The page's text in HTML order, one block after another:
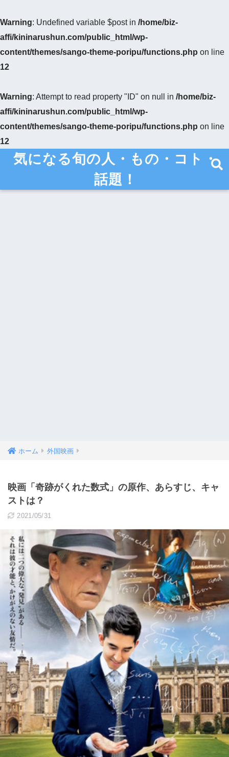
Warning: Undefined variable $post in /home/biz-
affi/kininarushun.com/public_html/wp-
content/themes/sango-theme-poripu/functions.php on line
12
Warning: Attempt to read property "ID" on null in /home/biz-
affi/kininarushun.com/public_html/wp-
content/themes/sango-theme-poripu/functions.php on line
12
気になる旬の人・もの・コト・
話題！
ホーム 外国映画
映画「奇跡がくれた数式」の原作、あらすじ、キャ
ストは？
2021/05/31